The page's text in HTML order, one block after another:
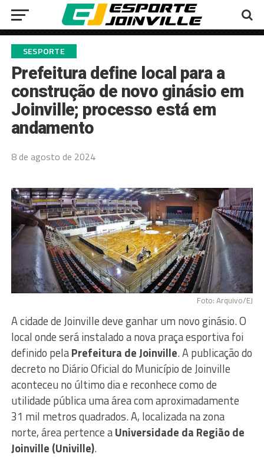
SESPORTE
Prefeitura define local para a
construção de novo ginásio em
Joinville; processo está em
andamento
8 de agosto de 2024
Foto: Arquivo/EJ
A cidade de Joinville deve ganhar um novo ginásio. O
local onde será instalado a nova praça esportiva foi
definido pelaPrefeitura de Joinville. A publicação do
decreto no Diário Oficial do Município de Joinville
aconteceu no último dia e reconhece como de
utilidade pública uma área com aproximadamente
31 mil metros quadrados. A, localizada na zona
norte, área pertence aUniversidade da Região de
Joinville (Univille).